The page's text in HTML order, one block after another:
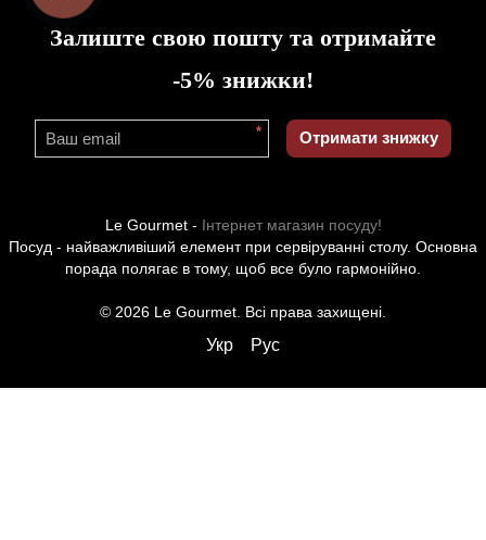
Залиште свою пошту та отримайте
-5% знижки!
* Отримати знижку
Le Gourmet - Інтернет магазин посуду!
Посуд - найважливіший елемент при сервіруванні столу. Основна
порада полягає в тому, щоб все було гармонійно.
© 2026 Le Gourmet. Всі права захищені.
Укр Рус